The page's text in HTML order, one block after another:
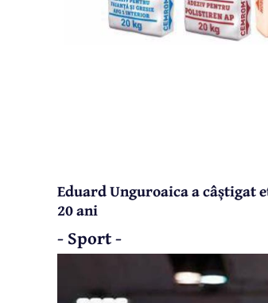
Eduard Unguroaica a câștigat
20 ani
- Sport -